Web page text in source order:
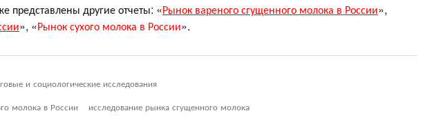
представлены другие отчеты: «Рынок вареного сгущенного молока в России»,
», «Рынок сухого молока в России».
и социологические исследования
молока в России исследование рынка сгущенного молока